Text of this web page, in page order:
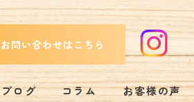
お問い合わせはこちら
ブログ コラム お客様の声